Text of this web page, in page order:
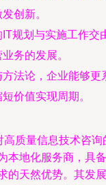
创新。
IT规划与实施工作交
务的发展。
方法论，企业能够更
价值实现周期。
高质量信息技术咨询
本地化服务商，具备
的天然优势。其发展